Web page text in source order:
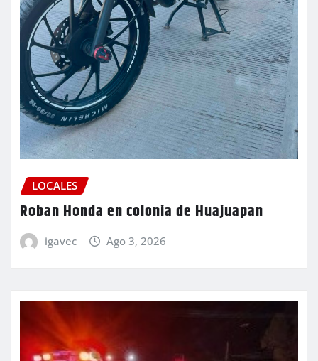
LOCALES
Roban Honda en colonia de Huajuapan
igavec Ago 3, 2026